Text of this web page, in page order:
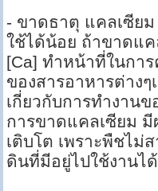
- ขาดธาตุ แคลเซียม
ใช้ได้น้อย ถ้าขาดแ
[Ca] ทำหน้าที่ในกา
ของสารอาหารต่าง
เกี่ยวกับการทำงาน
การขาดแคลเซียม มี
เติบโต เพราะพืชไม่
ดินที่มีอยู่ไปใช้งานได้